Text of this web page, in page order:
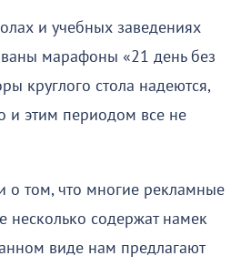
и учебных заведениях
марафоны «21 день без
круглого стола надеются,
и этим периодом все не
о том, что многие рекламные
несколько содержат намек
виде нам предлагают